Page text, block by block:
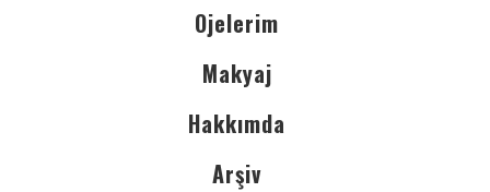
Ojelerim
Makyaj
Hakkımda
Arşiv